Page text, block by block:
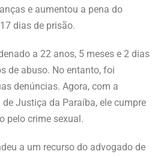
e aumentou a pena do
dias de prisão.
a 22 anos, 5 meses e 2 dias
de abuso. No entanto, foi
denúncias. Agora, com a
Justiça da Paraíba, ele cumpre
pelo crime sexual.
a um recurso do advogado de